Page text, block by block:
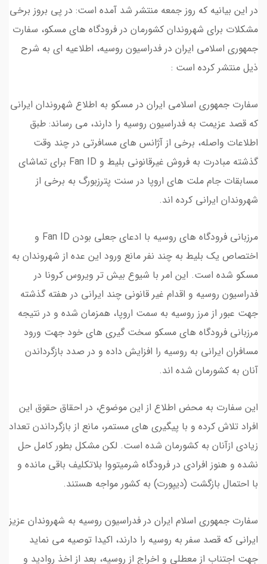
در این بیانیه که روز جمعه منتشر شد آمده است: در پی بروز برخی
مشکلات برای شهروندان کشورمان در فرودگاه های مسکو، سفارت
جمهوری اسلامی ایران در فدراسیون روسیه، اطلاعیه ای به شرح
ذیل منتشر کرده است :
سفارت جمهوری اسلامی ایران در مسکو به اطلاع شهروندان ایرانی
که قصد عزیمت به فدراسیون روسیه را دارند، می رساند: طبق
اطلاعات واصله، برخی از آژانس های مسافرتی در چند وقت
گذشته مبادرت به فروش غیرقانونی بلیط و Fan ID برای تماشای
مسابقات جام ملت های اروپا در سنت پترزبورگ به برخی از
شهروندان ایرانی کرده اند.
مرزبانی فرودگاه های روسیه با ادعای جعلی بودن Fan ID و
اختصاص یک بلیط به چند نفر مانع ورود این عده از شهروندان به
مسکو شده است. این امر با شیوع بیش تر ویروس کرونا در
فدراسیون روسیه و اقدام غیر قانونی چند ایرانی در هفته گذشته
جهت عبور از مرز روسیه به سمت اروپا، همزمان شده و در نتیجه
مرزبانی فرودگاه های مسکو سخت گیری های خود جهت ورود
مسافران ایرانی به روسیه را افزایش داده و در صدد بازگرداندن
آنان به کشورمان شده اند.
این سفارت به محض اطلاع از این موضوع، در احقاق حقوق این
افراد تلاش کرده و با پیگیری های مستمر، مانع از بازگرداندن تعداد
زیادی ازآنان به کشورمان شده است. لکن مشکل بطور کامل حل
نشده و هنوز افرادی در فرودگاه شرمیتووا بلاتکلیف باقی مانده و
با احتمال بازگشت (دیپورت) به کشور مواجه هستند.
سفارت جمهوری اسلام ایران در فدراسیون روسیه به شهروندان عزیز
ایرانی که قصد سفر به روسیه را دارند، اکیدا توصیه می نماید
جهت اجتناب از معطلی و اخراج از روسیه، بعد از اخذ روادید و